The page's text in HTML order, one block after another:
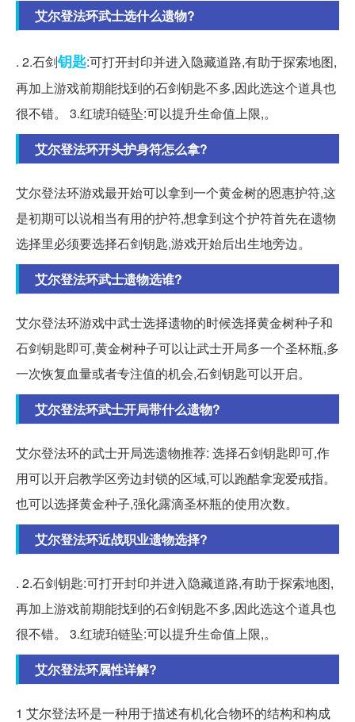
艾尔登法环武士选什么遗物?
. 2.石剑钥匙:可打开封印并进入隐藏道路,有助于探索地图,
再加上游戏前期能找到的石剑钥匙不多,因此选这个道具也
很不错。 3.红琥珀链坠:可以提升生命值上限,。
艾尔登法环开头护身符怎么拿?
艾尔登法环游戏最开始可以拿到一个黄金树的恩惠护符,这
是初期可以说相当有用的护符,想拿到这个护符首先在遗物
选择里必须要选择石剑钥匙,游戏开始后出生地旁边。
艾尔登法环武士遗物选谁?
艾尔登法环游戏中武士选择遗物的时候选择黄金树种子和
石剑钥匙即可,黄金树种子可以让武士开局多一个圣杯瓶,多
一次恢复血量或者专注值的机会,石剑钥匙可以开启。
艾尔登法环武士开局带什么遗物?
艾尔登法环的武士开局选遗物推荐: 选择石剑钥匙即可,作
用可以开启教学区旁边封锁的区域,可以跑酷拿宠爱戒指。
也可以选择黄金种子,强化露滴圣杯瓶的使用次数。
艾尔登法环近战职业遗物选择?
. 2.石剑钥匙:可打开封印并进入隐藏道路,有助于探索地图,
再加上游戏前期能找到的石剑钥匙不多,因此选这个道具也
很不错。 3.红琥珀链坠:可以提升生命值上限,。
艾尔登法环属性详解?
1 艾尔登法环是一种用于描述有机化合物环的结构和构成